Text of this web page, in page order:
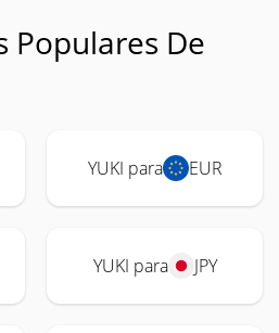
Populares De
YUKI para EUR
YUKI para JPY